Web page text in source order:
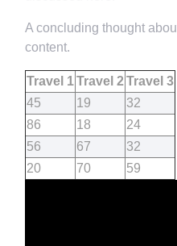
A concluding thought
content.
Travel 1Travel 2 Travel 3
45
19
32
86
18
24
56
67
32
20
70 59